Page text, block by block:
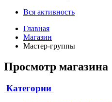
Вся активность
Главная
Магазин
Мастер-группы
Просмотр магазина
Категории